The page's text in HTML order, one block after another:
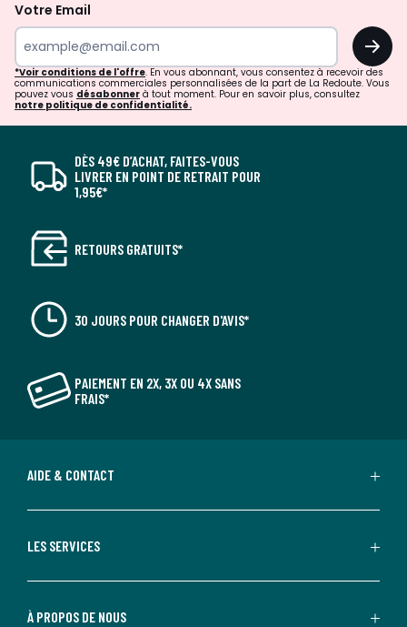
Votre Email
OK
*Voir conditions de l'offre. En vous abonnant, vous consentez à recevoir des
communications commerciales personnalisées de la part de La Redoute. Vous
pouvez vous désabonner à tout moment. Pour en savoir plus, consultez
notre politique de confidentialité.
DÈS 49€ D’ACHAT, FAITES-VOUS
LIVRER EN POINT DE RETRAIT POUR
1,95€*
RETOURS GRATUITS*
30 JOURS POUR CHANGER D'AVIS*
PAIEMENT EN 2X, 3X OU 4X SANS
FRAIS*
AIDE & CONTACT
LES SERVICES
À PROPOS DE NOUS